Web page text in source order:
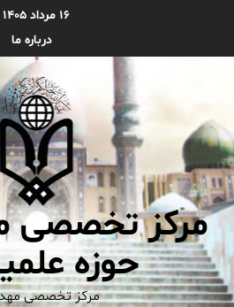
۱۶ مرداد ۱۴۰۵
درباره ما
مرکز تخصصی
حوزه
مرکز تخصصی